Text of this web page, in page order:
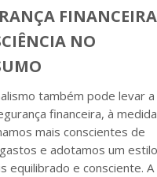
NO
também pode levar a
financeira, à
mais conscientes de
e adotamos um
equilibrado e consciente. A